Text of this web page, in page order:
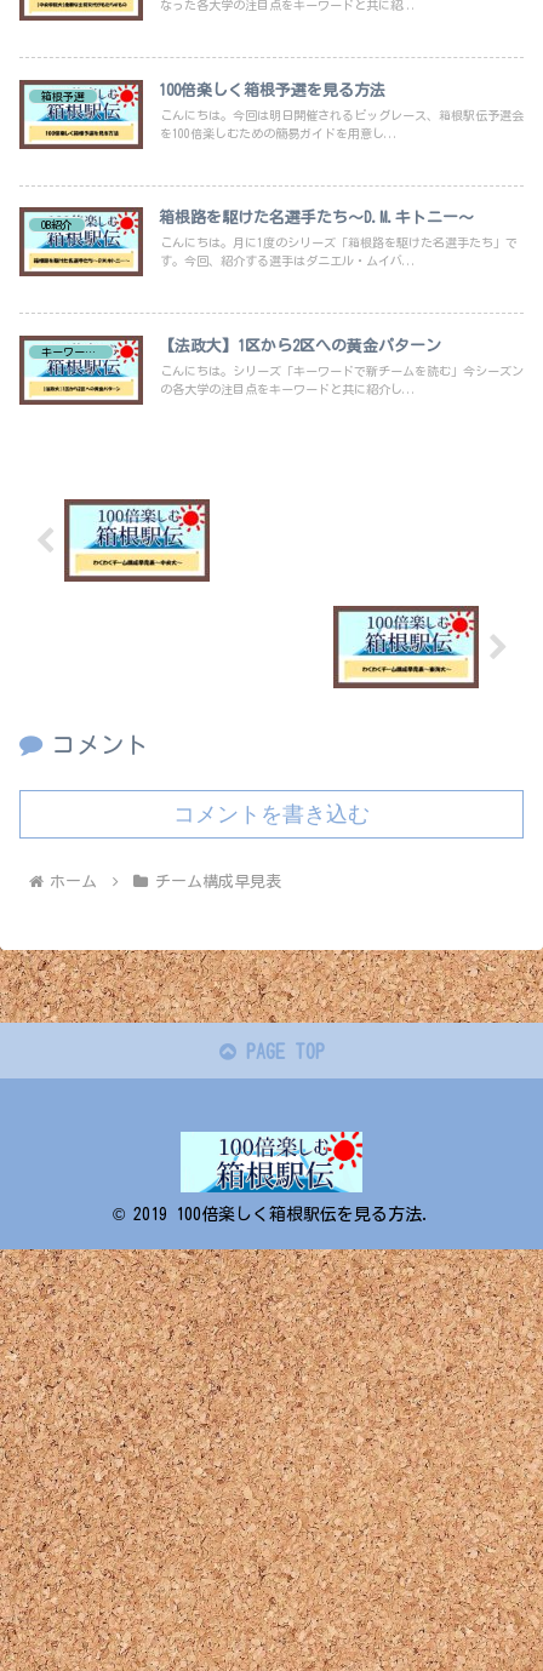
なった各大学の注目点をキーワードと共に紹...
箱根予選 100倍楽しく箱根予選を見る方法
こんにちは。今回は明日開催されるビッグレース、箱根駅伝予選会
を100倍楽しむための簡易ガイドを用意し...
OB紹介 箱根路を駆けた名選手たち～D.M.キトニー～
こんにちは。月に1度のシリーズ「箱根路を駆けた名選手たち」で
す。今回、紹介する選手はダニエル・ムイバ...
キーワードで新チーム紹介 【法政大】1区から2区への黄金パターン
こんにちは。シリーズ「キーワードで新チームを読む」今シーズン
の各大学の注目点をキーワードと共に紹介し...
コメント
コメントを書き込む
ホーム チーム構成早見表
PAGE TOP
© 2019 100倍楽しく箱根駅伝を見る方法.